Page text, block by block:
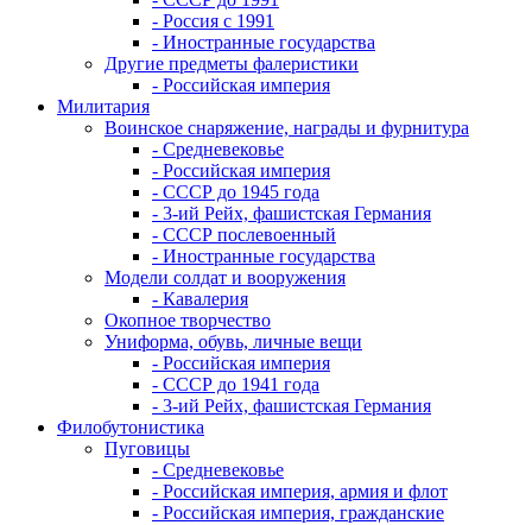
- Россия с 1991
- Иностранные государства
Другие предметы фалеристики
- Российская империя
Милитария
Воинское снаряжение, награды и фурнитура
- Средневековье
- Российская империя
- СССР до 1945 года
- 3-ий Рейх, фашистская Германия
- СССР послевоенный
- Иностранные государства
Модели солдат и вооружения
- Кавалерия
Окопное творчество
Униформа, обувь, личные вещи
- Российская империя
- СССР до 1941 года
- 3-ий Рейх, фашистская Германия
Филобутонистика
Пуговицы
- Средневековье
- Российская империя, армия и флот
- Российская империя, гражданские